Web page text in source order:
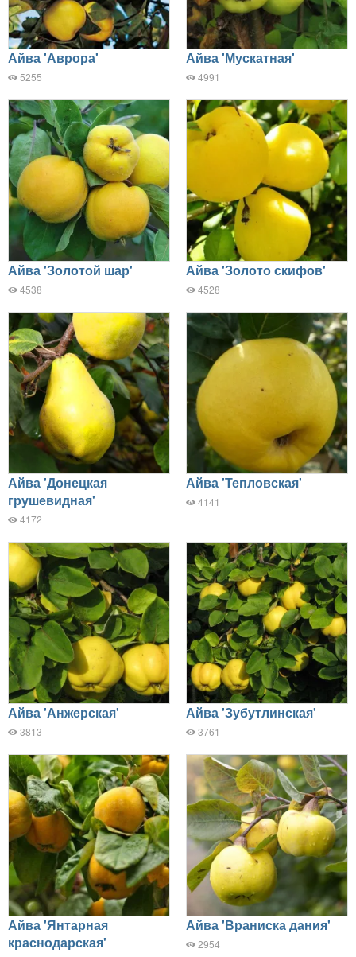
Айва 'Аврора'
5255
Айва 'Мускатная'
4991
Айва 'Золотой шар'
4538
Айва 'Золото скифов'
4528
Айва 'Донецкая
грушевидная'
4172
Айва 'Тепловская'
4141
Айва 'Анжерская'
3813
Айва 'Зубутлинская'
3761
Айва 'Янтарная
краснодарская'
Айва 'Враниска дания'
2954